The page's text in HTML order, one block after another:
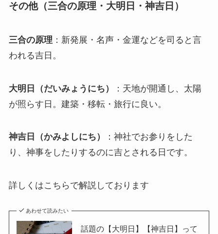
その他（三合の原理・大明日・神吉日）
三合の原理 ：新発展・名声・金運などを司ると言
われる吉日。
大明日（だいみょうにち）
：天地が開通し、太陽
が照らす日。建築・移転・旅行に良い。
神吉日（かみよしにち）
：神社でお参りをした
り、神事をしたりするのに吉とされる日です。
詳しくはこちらで解説しております
あわせて読みたい
話題の【大明日】【神吉日】って